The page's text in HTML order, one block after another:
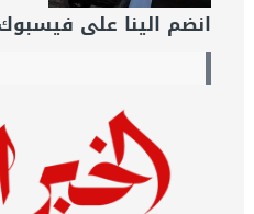
انضم الينا على